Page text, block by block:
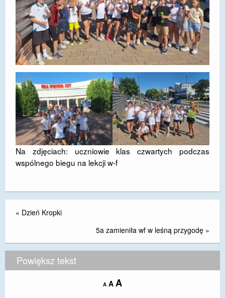
Na zdjęciach: uczniowie klas czwartych podczas
wspólnego biegu na lekcji w-f
« Dzień Kropki
5a zamieniła wf w leśną przygodę »
Powiększ tekst
A Decrease
A Reset
AIncrease